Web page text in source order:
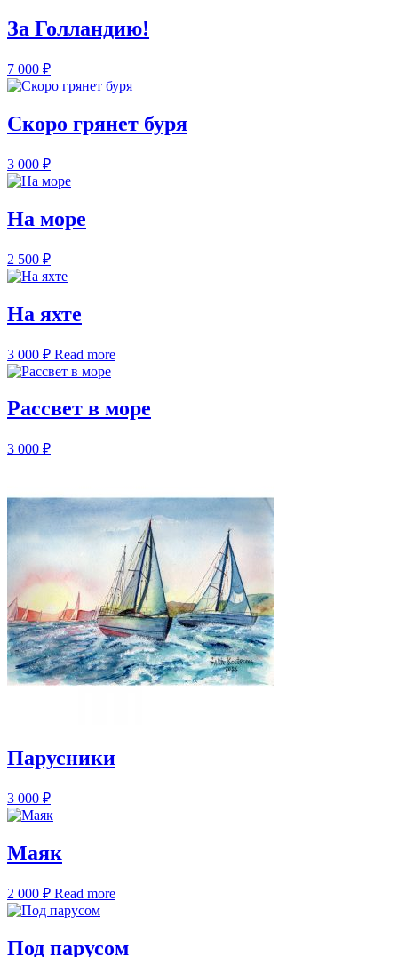
За Голландию!
7 000 ₽
Скоро грянет буря
3 000 ₽
На море
2 500 ₽
На яхте
3 000 ₽ Read more
Рассвет в море
3 000 ₽
Парусники
3 000 ₽
Маяк
2 000 ₽ Read more
Под парусом